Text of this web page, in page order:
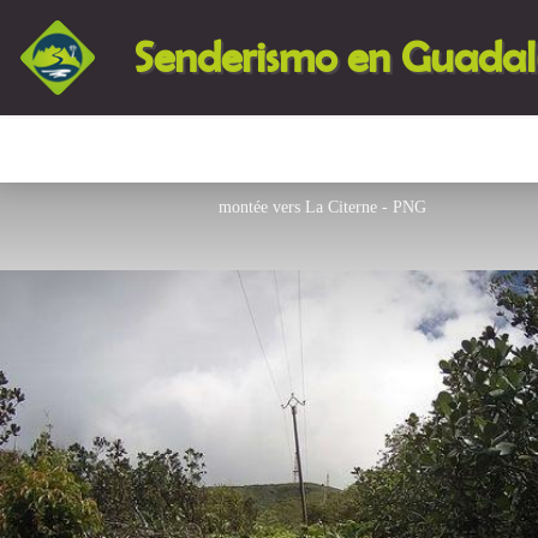
Senderismo en
montée vers La Citerne - PNG